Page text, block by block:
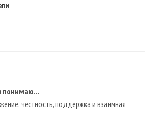
понимаю…
честность, поддержка и взаимная